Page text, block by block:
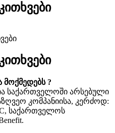
მოქმედებს ?
საქართველოში არსებული
კომპანიისა, კერძოდ:
საქართველოს